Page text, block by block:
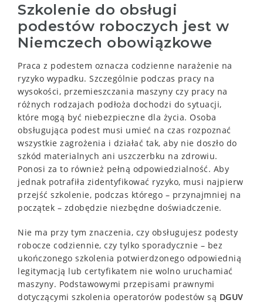
Szkolenie do obsługi
podestów roboczych jest w
Niemczech obowiązkowe
Praca z podestem oznacza codzienne narażenie na
ryzyko wypadku. Szczególnie podczas pracy na
wysokości, przemieszczania maszyny czy pracy na
różnych rodzajach podłoża dochodzi do sytuacji,
które mogą być niebezpieczne dla życia. Osoba
obsługująca podest musi umieć na czas rozpoznać
wszystkie zagrożenia i działać tak, aby nie doszło do
szkód materialnych ani uszczerbku na zdrowiu.
Ponosi za to również pełną odpowiedzialność. Aby
jednak potrafiła zidentyfikować ryzyko, musi najpierw
przejść szkolenie, podczas którego – przynajmniej na
początek – zdobędzie niezbędne doświadczenie.
Nie ma przy tym znaczenia, czy obsługujesz podesty
robocze codziennie, czy tylko sporadycznie – bez
ukończonego szkolenia potwierdzonego odpowiednią
legitymacją lub certyfikatem nie wolno uruchamiać
maszyny. Podstawowymi przepisami prawnymi
dotyczącymi szkolenia operatorów podestów są DGUV